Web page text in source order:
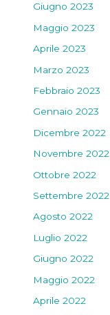
Giugno 2023
Maggio 2023
Aprile 2023
Marzo 2023
Febbraio 2023
Gennaio 2023
Dicembre 2022
Novembre 2022
Ottobre 2022
Settembre 2022
Agosto 2022
Luglio 2022
Giugno 2022
Maggio 2022
Aprile 2022